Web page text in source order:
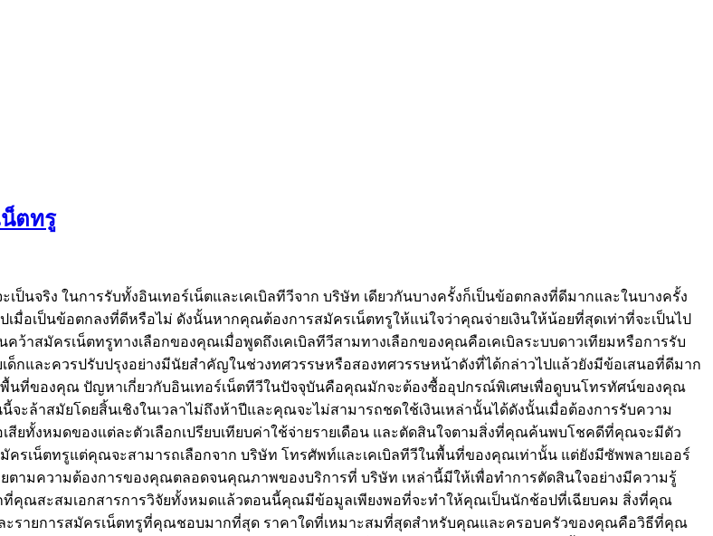
น็ตทรู
จริง ในการรับทั้งอินเทอร์เน็ตและเคเบิลทีวีจาก บริษัท เดียวกันบางครั้งก็เป็นข้อตกลงที่ดีมากและในบางครั้ง
อเป็นข้อตกลงที่ดีหรือไม่ ดังนั้นหากคุณต้องการสมัครเน็ตทรูให้แน่ใจว่าคุณจ่ายเงินให้น้อยที่สุดเท่าที่จะเป็นไป
สมัครเน็ตทรูทางเลือกของคุณเมื่อพูดถึงเคเบิลทีวีสามทางเลือกของคุณคือเคเบิลระบบดาวเทียมหรือการรับ
กและควรปรับปรุงอย่างมีนัยสำคัญในช่วงทศวรรษหรือสองทศวรรษหน้าดังที่ได้กล่าวไปแล้วยังมีข้อเสนอที่ดีมาก
นที่ของคุณ ปัญหาเกี่ยวกับอินเทอร์เน็ตทีวีในปัจจุบันคือคุณมักจะต้องซื้ออุปกรณ์พิเศษเพื่อดูบนโทรทัศน์ของคุณ
ล้าสมัยโดยสิ้นเชิงในเวลาไม่ถึงห้าปีและคุณจะไม่สามารถชดใช้เงินเหล่านั้นได้ดังนั้นเมื่อต้องการรับความ
ยทั้งหมดของแต่ละตัวเลือกเปรียบเทียบค่าใช้จ่ายรายเดือน และตัดสินใจตามสิ่งที่คุณค้นพบโชคดีที่คุณจะมีตัว
ครเน็ตทรูแต่คุณจะสามารถเลือกจาก บริษัท โทรศัพท์และเคเบิลทีวีในพื้นที่ของคุณเท่านั้น แต่ยังมีซัพพลายเออร์
ตามความต้องการของคุณตลอดจนคุณภาพของบริการที่ บริษัท เหล่านี้มีให้เพื่อทำการตัดสินใจอย่างมีความรู้
ณสะสมเอกสารการวิจัยทั้งหมดแล้วตอนนี้คุณมีข้อมูลเพียงพอที่จะทำให้คุณเป็นนักช้อปที่เฉียบคม สิ่งที่คุณ
ะรายการสมัครเน็ตทรูที่คุณชอบมากที่สุด ราคาใดที่เหมาะสมที่สุดสำหรับคุณและครอบครัวของคุณคือวิธีที่คุณ